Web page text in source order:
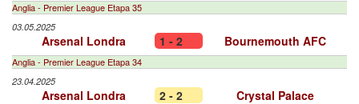
Anglia - Premier League Etapa 35
03.05.2025
Arsenal Londra 1 - 2 Bournemouth AFC
Anglia - Premier League Etapa 34
23.04.2025
Arsenal Londra 2 - 2 Crystal Palace